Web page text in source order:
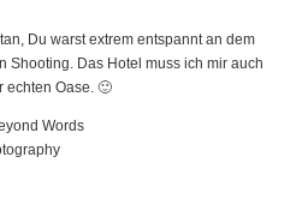
Du warst extrem entspannt an dem
Shooting. Das Hotel muss ich mir auch
echten Oase. 🙂
Words